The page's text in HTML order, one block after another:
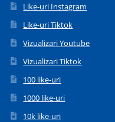
Like-uri Instagram
Like-uri Tiktok
Vizualizari Youtube
Vizualizari Tiktok
100 like-uri
1000 like-uri
10k like-uri